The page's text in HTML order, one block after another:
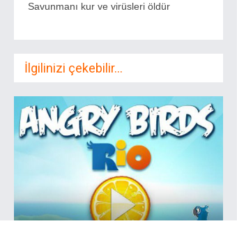
Savunmanı kur ve virüsleri öldür
İlgilinizi çekebilir...